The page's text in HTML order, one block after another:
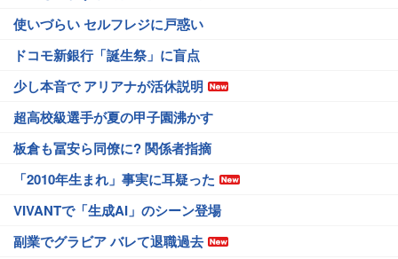
使いづらい セルフレジに戸惑い
ドコモ新銀行「誕生祭」に盲点
少し本音で アリアナが活休説明
超高校級選手が夏の甲子園沸かす
板倉も冨安ら同僚に? 関係者指摘
「2010年生まれ」事実に耳疑った
VIVANTで「生成AI」のシーン登場
副業でグラビア バレて退職過去